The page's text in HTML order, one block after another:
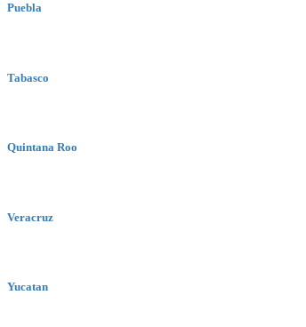
Puebla
Tabasco
Quintana Roo
Veracruz
Yucatan